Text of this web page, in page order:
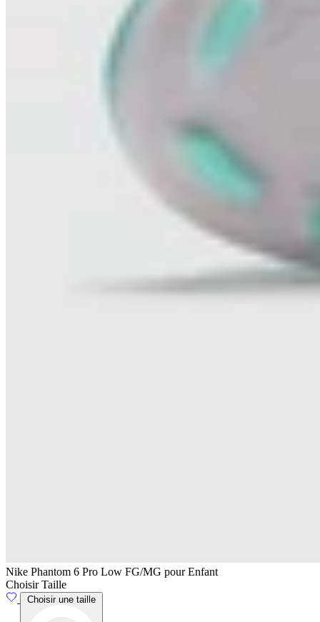
Nike Phantom 6 Pro Low FG/MG pour Enfant
Choisir Taille
Choisir une taille